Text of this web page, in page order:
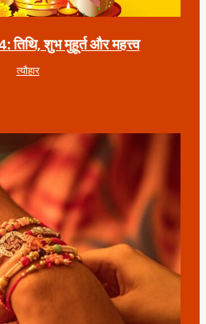
तिथि, शुभ मुहूर्त और महत्त्व
त्यौहार